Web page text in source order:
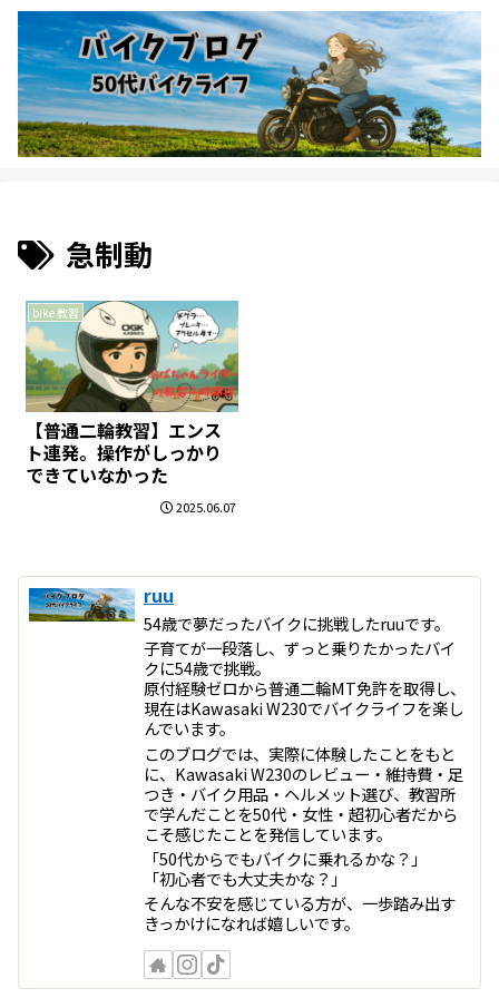
急制動
bike 教習
【普通二輪教習】エンス
ト連発。操作がしっかり
できていなかった
2025.06.07
ruu
54歳で夢だったバイクに挑戦したruuです。
子育てが一段落し、ずっと乗りたかったバイ
クに54歳で挑戦。
原付経験ゼロから普通二輪MT免許を取得し、
現在はKawasaki W230でバイクライフを楽し
んでいます。
このブログでは、実際に体験したことをもと
に、Kawasaki W230のレビュー・維持費・足
つき・バイク用品・ヘルメット選び、教習所
で学んだことを50代・女性・超初心者だから
こそ感じたことを発信しています。
「50代からでもバイクに乗れるかな？」
「初心者でも大丈夫かな？」
そんな不安を感じている方が、一歩踏み出す
きっかけになれば嬉しいです。